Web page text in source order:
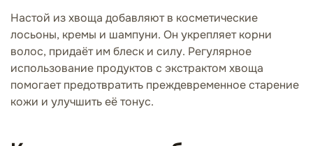
Настой из хвоща добавляют в косметические
лосьоны, кремы и шампуни. Он укрепляет корни
волос, придаёт им блеск и силу. Регулярное
использование продуктов с экстрактом хвоща
помогает предотвратить преждевременное старение
кожи и улучшить её тонус.